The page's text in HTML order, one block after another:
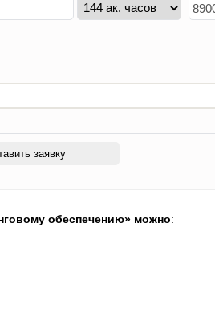
обеспечению» можно: